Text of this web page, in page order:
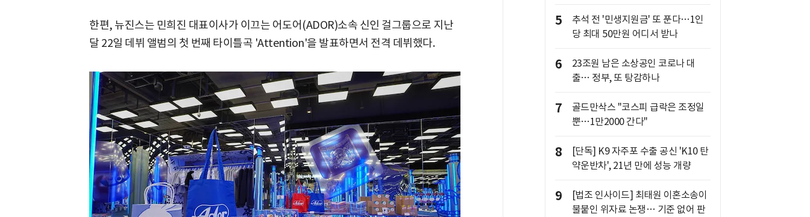
한편, 뉴진스는 민희진 대표이사가 이끄는 어도어(ADOR)소속 신인 걸그룹으로 지난
달 22일 데뷔 앨범의 첫 번째 타이틀곡 'Attention'을 발표하면서 전격 데뷔했다.
5
추석 전 '민생지원금' 또 푼다…1인
당 최대 50만원 어디서 받나
6
23조원 남은 소상공인 코로나 대
출… 정부, 또 탕감하나
7
골드만삭스 "코스피 급락은 조정일
뿐…1만2000 간다"
8
[단독] K9 자주포 수출 공신 'K10 탄
약운반차', 21년 만에 성능 개량
9
[법조 인사이드] 최태원 이혼소송이
불붙인 위자료 논쟁… 기준 없어 판